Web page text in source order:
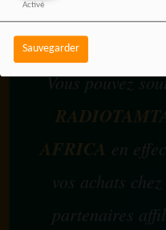
Activé
Sauvegarder
Vous pouvez
AFRICA en
vos achats chez
partenaires